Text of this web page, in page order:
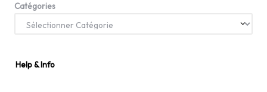
Catégories
Help & Info